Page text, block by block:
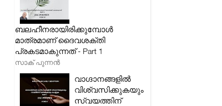
ബലഹീനരായിരിക്കുമ്പോൾ
മാത്രമാണ് ദൈവശക്തി
പ്രകടമാകുന്നത് - Part 1
സാക് പുന്നൻ
വാഗ്ദാനങ്ങളിൽ
വിശ്വസിക്കുകയും
സ്വയത്തിന്